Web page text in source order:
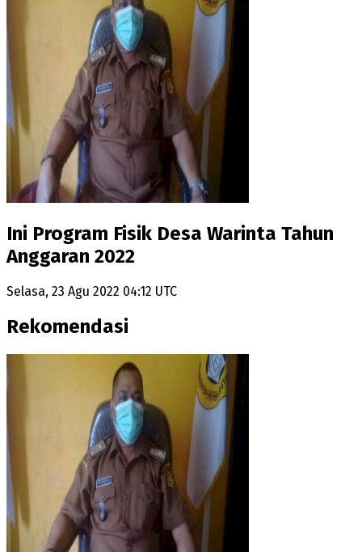
Ini Program Fisik Desa Warinta Tahun
Anggaran 2022
Selasa, 23 Agu 2022 04:12 UTC
Rekomendasi